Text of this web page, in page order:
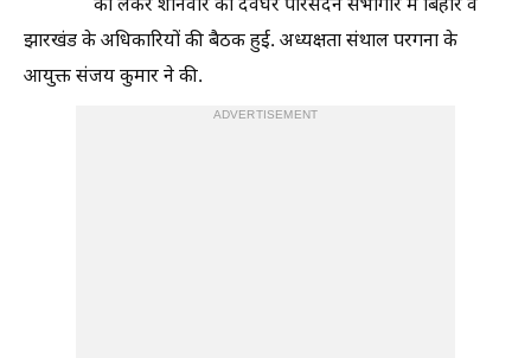
को लेकर शनिवार को देवघर परिसदन सभागार में बिहार व
झारखंड के अधिकारियों की बैठक हुई. अध्यक्षता संथाल परगना के
आयुक्त संजय कुमार ने की.
ADVERTISEMENT